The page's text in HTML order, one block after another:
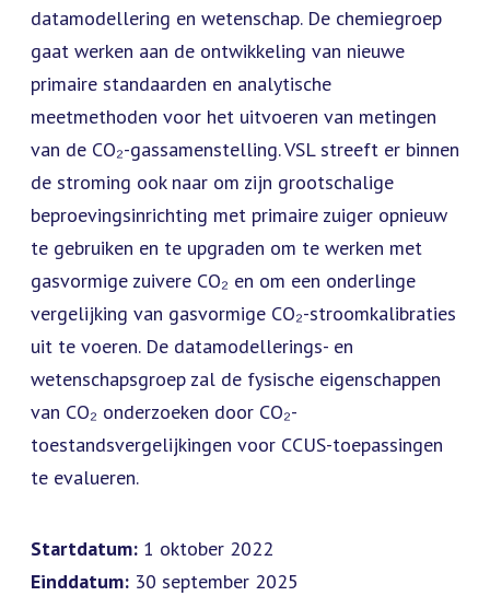
datamodellering en wetenschap. De chemiegroep
gaat werken aan de ontwikkeling van nieuwe
primaire standaarden en analytische
meetmethoden voor het uitvoeren van metingen
van de CO₂-gassamenstelling. VSL streeft er binnen
de stroming ook naar om zijn grootschalige
beproevingsinrichting met primaire zuiger opnieuw
te gebruiken en te upgraden om te werken met
gasvormige zuivere CO₂ en om een ​​onderlinge
vergelijking van gasvormige CO₂-stroomkalibraties
uit te voeren. De datamodellerings- en
wetenschapsgroep zal de fysische eigenschappen
van CO₂ onderzoeken door CO₂-
toestandsvergelijkingen voor CCUS-toepassingen
te evalueren.
Startdatum: 1 oktober 2022
Einddatum: 30 september 2025